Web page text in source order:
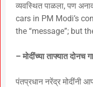
व्यवस्थित पाळला, पण
cars in PM Modi’s
the “message”; but
– मोदींच्या ताफ्यात दोनच
पंतप्रधान नरेंद्र मोदींनी